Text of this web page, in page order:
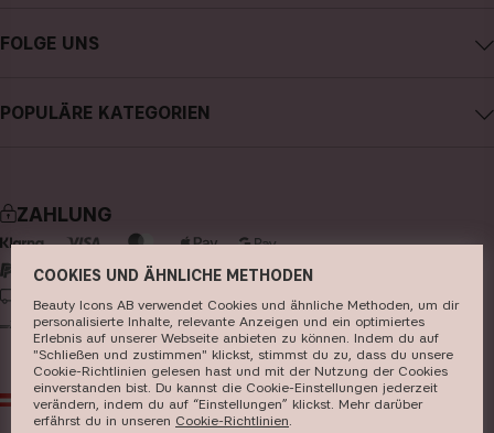
Datenschutzerklärung
Store
Kauf widerrufen
FOLGE UNS
Facebook
Pinterest
POPULÄRE KATEGORIEN
make-up
hautpflege
haarpflege
parfüm
pinsel & zubehör
kits & sets
ZAHLUNG
LIEFERUNG
AT EUR
COOKIES UND ÄHNLICHE METHODEN
Beauty Icons AB verwendet Cookies und ähnliche Methoden, um dir
personalisierte Inhalte, relevante Anzeigen und ein optimiertes
Erlebnis auf unserer Webseite anbieten zu können. Indem du auf
"Schließen und zustimmen" klickst, stimmst du zu, dass du unsere
Cookie-Richtlinien gelesen hast und mit der Nutzung der Cookies
einverstanden bist. Du kannst die Cookie-Einstellungen jederzeit
verändern, indem du auf “Einstellungen” klickst. Mehr darüber
erfährst du in unseren ​ Cookie-Richtlinien​.